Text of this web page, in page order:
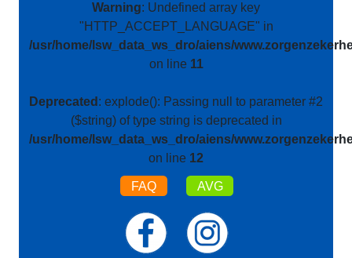
Warning: Undefined array key
"HTTP_ACCEPT_LANGUAGE" in
/usr/home/lsw_data_ws_dro/aiens/
on line 11
Deprecated : explode(): Passing null to parameter #2
($string) of type string is deprecated in
/usr/home/lsw_data_ws_dro/aiens/
on line 12
FAQ AVG